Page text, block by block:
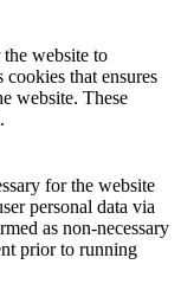
the website to
that ensures
website. These
for the website
personal data via
as non-necessary
prior to running